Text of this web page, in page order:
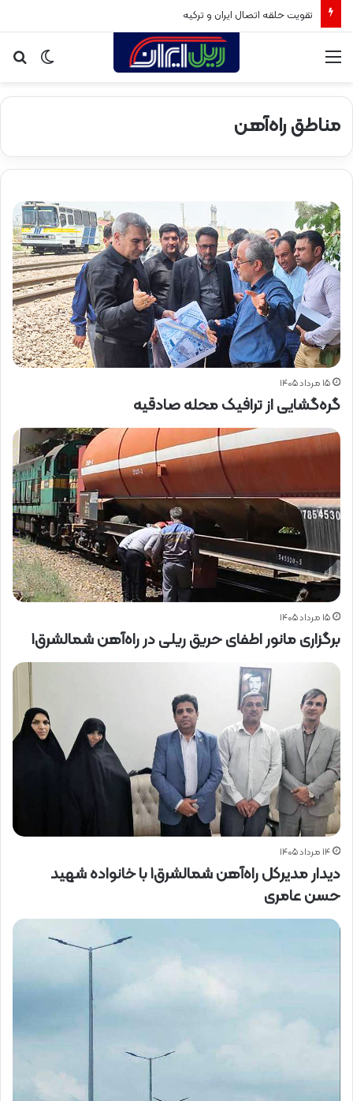
تقویت حلقه اتصال ایران و ترکیه
تغییر
مناطق راه‌آهن
۱۵ مرداد ۱۴۰۵
گره‌گشایی از ترافیک محله صادقیه
۱۵ مرداد ۱۴۰۵
برگزاری مانور اطفای حریق ریلی در راه‌آهن شمالشرق۱
۱۴ مرداد ۱۴۰۵
دیدار مدیرکل راه‌آهن شمالشرق۱ با خانواده شهید
حسن عامری